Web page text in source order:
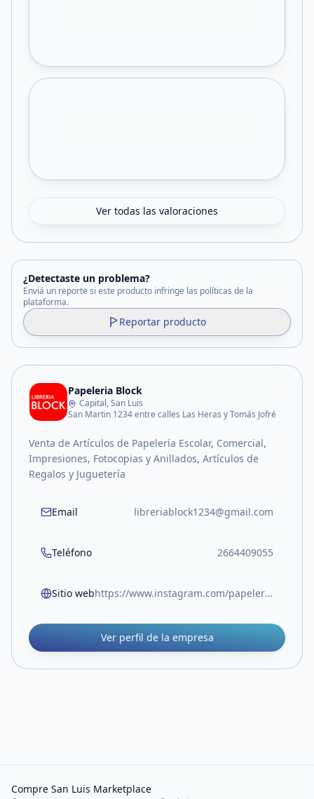
Ver todas las valoraciones
¿Detectaste un problema?
Enviá un reporte si este producto infringe las políticas de la
plataforma.
Reportar producto
Papeleria Block
Capital, San Luis
San Martin 1234 entre calles Las Heras y Tomás Jofré
Venta de Artículos de Papelería Escolar, Comercial,
Impresiones, Fotocopias y Anillados, Artículos de
Regalos y Juguetería
Email libreriablock1234@gmail.com
Teléfono 2664409055
Sitio web https://www.instagram.com/papeleriablock.sl?igsh=MW05Z3RocjUwOTlvOA%3D%3D
Ver perfil de la empresa
Compre San Luis Marketplace